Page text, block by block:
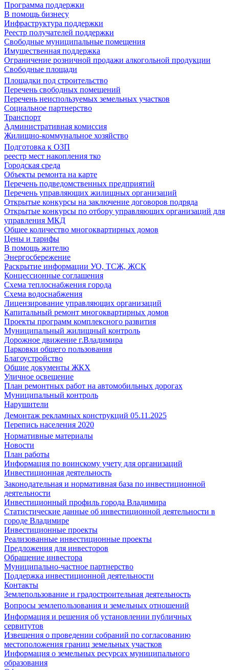
Программа поддержки
В помощь бизнесу
Инфраструктура поддержки
Реестр получателей поддержки
Свободные муниципальные помещения
Имущественная поддержка
Ограничение розничной продажи алкогольной продукции
Свободные площади
Площадки под строительство
Перечень свободных помещений
Перечень неиспользуемых земельных участков
Социальное партнерство
Транспорт
Административная комиссия
Жилищно-коммунальное хозяйство
Подготовка к ОЗП
реестр мест накопления тко
Городская среда
Объекты ремонта на карте
Перечень подведомственных предприятий
Перечень управляющих жилищных организаций
Открытые конкурсы на заключение договоров подряда
Открытые конкурсы по отбору управляющих организаций для
управления МКД
Общее количество многоквартирных домов
Цены и тарифы
В помощь жителю
Энергосбережение
Раскрытие информации УО, ТСЖ, ЖСК
Концессионные соглашения
Схема теплоснабжения города
Схема водоснабжения
Лицензирование управляющих организаций
Капитальный ремонт многоквартирных домов
Проекты программ комплексного развития
Муниципальный жилищный контроль
Дорожное движение г.Владимира
Парковки общего пользования
Благоустройство
Общие документы ЖКХ
Уличное освещение
План ремонтных работ на автомобильных дорогах
Муниципальный контроль
Нарушители
Демонтаж рекламных конструкций 05.11.2025
Перепись населения 2020
Нормативные материалы
Новости
План работы
Информация по воинскому учету для организаций
Инвестиционная деятельность
Законодательная и нормативная база по инвестиционной
деятельности
Инвестиционный профиль города Владимира
Статистические данные об инвестиционной деятельности в
городе Владимире
Инвестиционные проекты
Реализованные инвестиционные проекты
Предложения для инвесторов
Обращение инвестора
Муниципально-частное партнерство
Поддержка инвестиционной деятельности
Контакты
Землепользование и градостроительная деятельность
Вопросы землепользования и земельных отношений
Информация и решения об установлении публичных
сервитутов
Извещения о проведении собраний по согласованию
местоположения границ земельных участков
Информация о земельных ресурсах муниципального
образования